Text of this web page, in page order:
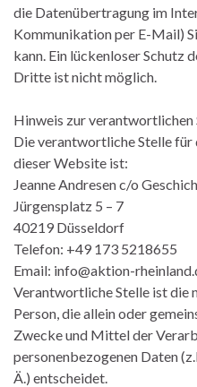
die Datenübertragung im
Kommunikation per E-Mail)
kann. Ein lückenloser Schutz
Dritte ist nicht möglich.
Hinweis zur verantwortlichen
Die verantwortliche Stelle
dieser Website ist:
Jeanne Andresen c/o
Jürgensplatz 5 – 7
40219 Düsseldorf
Telefon: +49 173 5218655
Email: info@aktion-
Verantwortliche Stelle ist die
Person, die allein oder
Zwecke und Mittel der
personenbezogenen Daten
Ä.) entscheidet.